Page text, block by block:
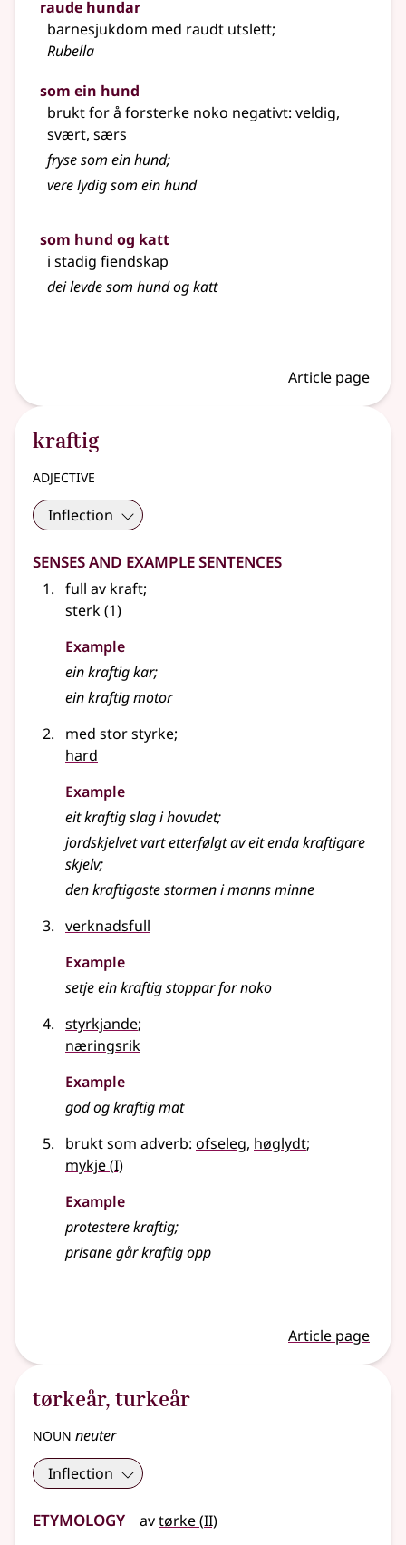
raude hundar
barnesjukdom med raudt utslett;
Rubella
som ein hund
brukt for å forsterke noko negativt: veldig,
svært, særs
fryse som ein hund;
vere lydig som ein hund
som hund og katt
i stadig fiendskap
dei levde som hund og katt
Article page
kraftig
adjective
Inflection
Senses and Example Sentences
full av kraft;
sterk(1)
Example
ein kraftig kar;
ein kraftig motor
med stor styrke;
hard
Example
eit kraftig slag i hovudet;
jordskjelvet vart etterfølgt av eit enda kraftigare
skjelv;
den kraftigaste stormen i manns minne
verknadsfull
Example
setje ein kraftig stoppar for noko
styrkjande;
næringsrik
Example
god og kraftig mat
brukt som adverb: ofseleg, høglydt;
mykje(1
I)
Example
protestere kraftig;
prisane går kraftig opp
Article page
tørkeår, turkeår
noun neuter
Inflection
Etymology avtørke(2
II)